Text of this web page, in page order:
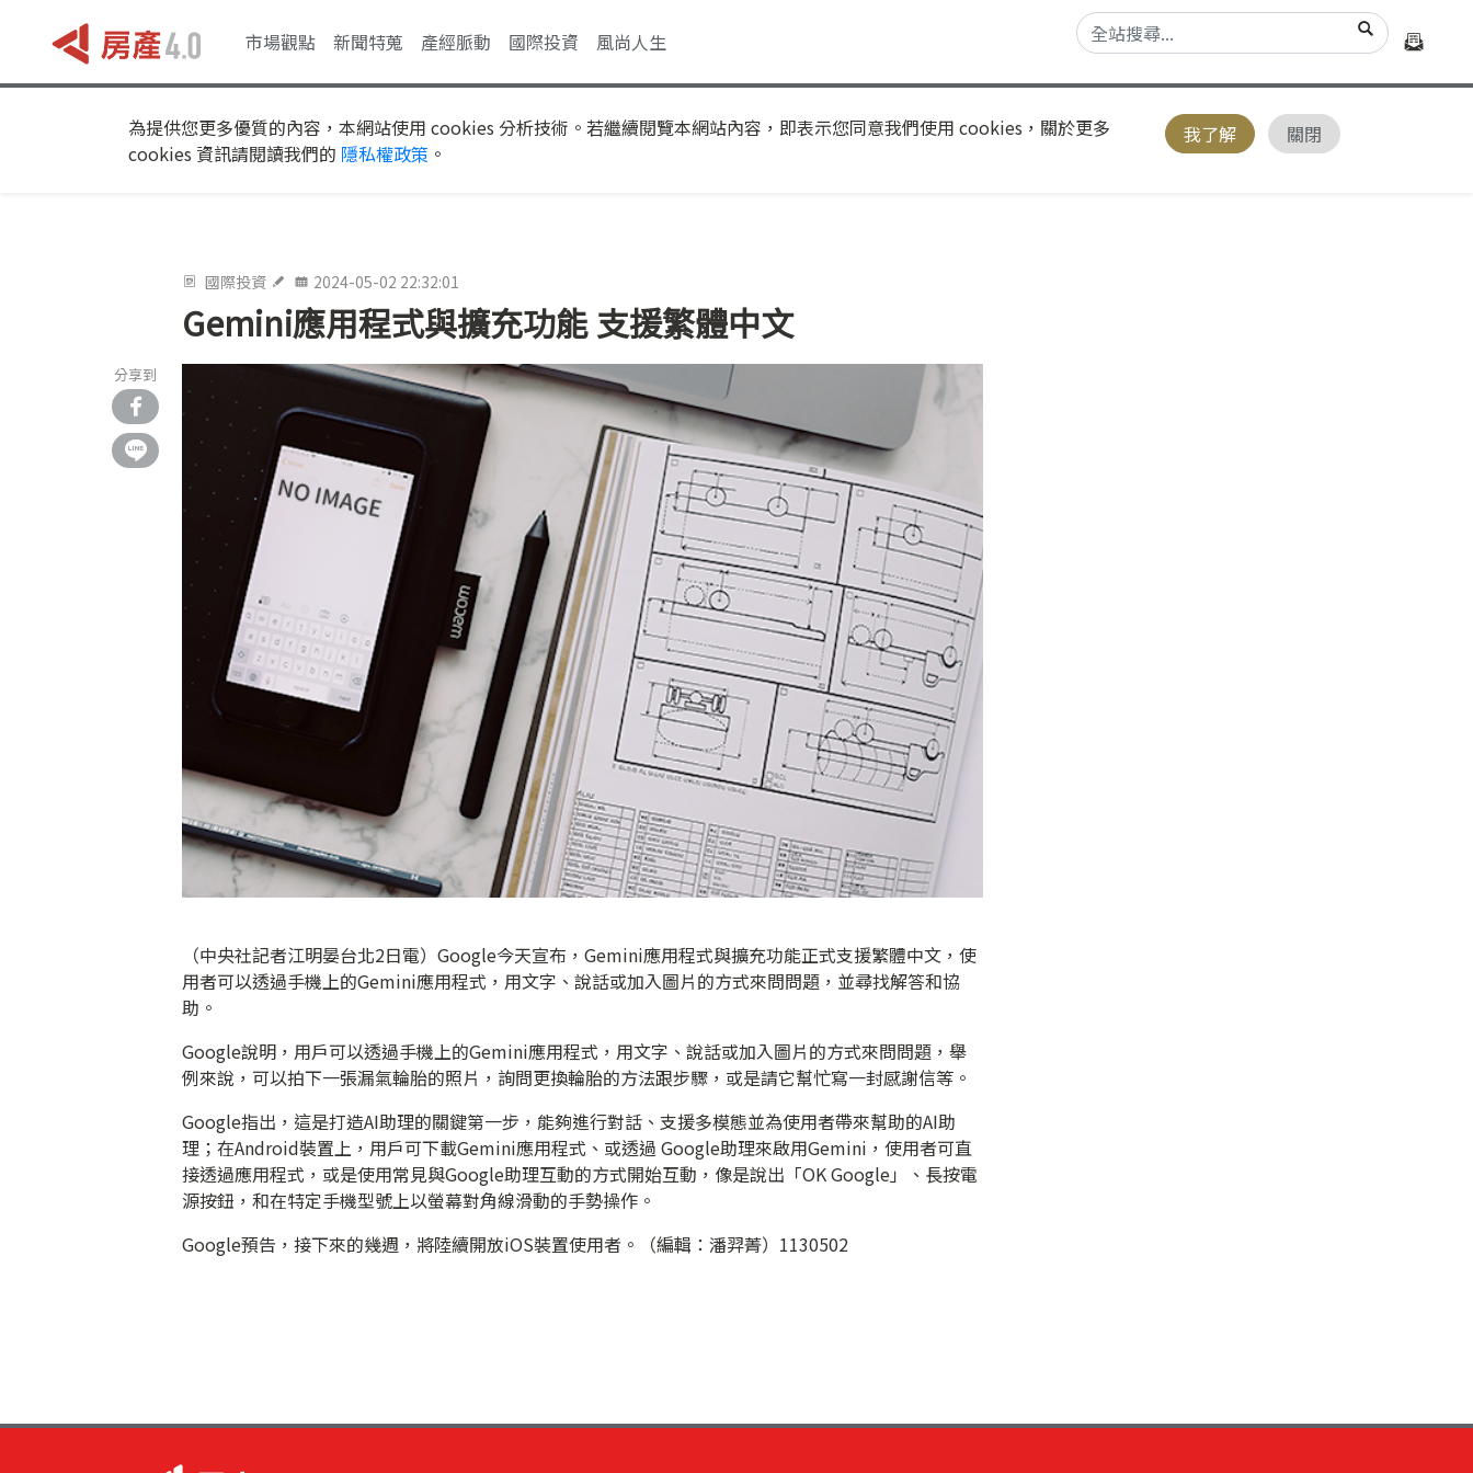
市場觀點 新聞特蒐 產經脈動 國際投資 風尚人生
為提供您更多優質的內容，本網站使用 cookies 分析技術。若繼續閱覽本網站內容，即表示您同意我們使用 cookies，關於更多
cookies 資訊請閱讀我們的 隱私權政策 。
我了解 關閉
國際投資 2024-05-02 22:32:01
Gemini應用程式與擴充功能 支援繁體中文
分享到
（中央社記者江明晏台北2日電）Google今天宣布，Gemini應用程式與擴充功能正式支援繁體中文，使
用者可以透過手機上的Gemini應用程式，用文字、說話或加入圖片的方式來問問題，並尋找解答和協
助。
Google說明，用戶可以透過手機上的Gemini應用程式，用文字、說話或加入圖片的方式來問問題，舉
例來說，可以拍下一張漏氣輪胎的照片，詢問更換輪胎的方法跟步驟，或是請它幫忙寫一封感謝信等。
Google指出，這是打造AI助理的關鍵第一步，能夠進行對話、支援多模態並為使用者帶來幫助的AI助
理；在Android裝置上，用戶可下載Gemini應用程式、或透過 Google助理來啟用Gemini，使用者可直
接透過應用程式，或是使用常見與Google助理互動的方式開始互動，像是說出「OK Google」、長按電
源按鈕，和在特定手機型號上以螢幕對角線滑動的手勢操作。
Google預告，接下來的幾週，將陸續開放iOS裝置使用者。（編輯：潘羿菁）1130502